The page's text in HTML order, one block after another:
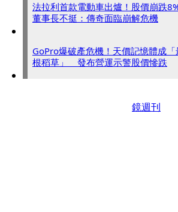
法拉利首款電動車出爐！股價崩跌
董事長不挺：傳奇面臨崩解危機
GoPro爆破產危機！天價記憶體成「
根稻草」 發布營運示警股價慘跌
鏡週刊